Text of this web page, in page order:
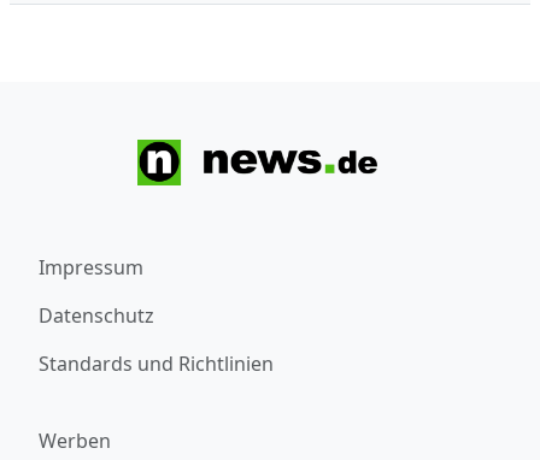
Impressum
Datenschutz
Standards und Richtlinien
Werben